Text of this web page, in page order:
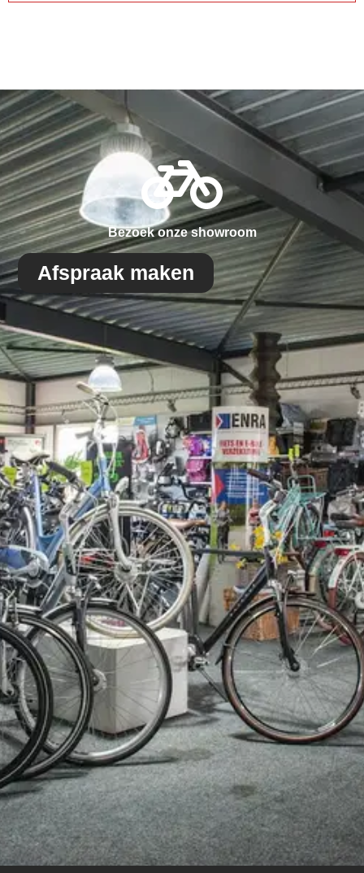
Bezoek onze showroom
Afspraak maken